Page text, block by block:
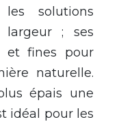
solutions
largeur ; ses
et fines pour
naturelle.
épais une
idéal pour les